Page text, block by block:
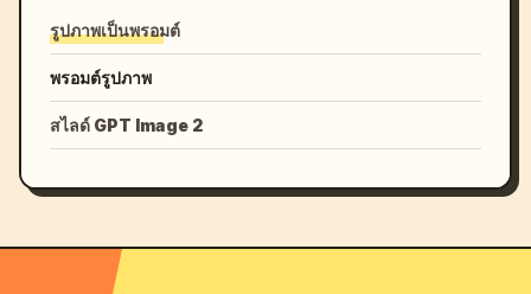
รูปภาพเป็นพรอมต์
พรอมต์รูปภาพ
สไลด์ GPT Image 2